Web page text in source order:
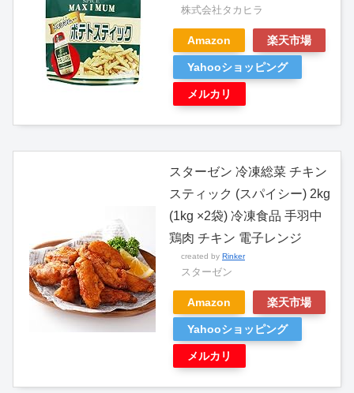
株式会社タカヒラ
Amazon 楽天市場
Yahooショッピング
メルカリ
スターゼン 冷凍総菜 チキン
スティック (スパイシー) 2kg
(1kg ×2袋) 冷凍食品 手羽中
鶏肉 チキン 電子レンジ
created by Rinker
スターゼン
Amazon 楽天市場
Yahooショッピング
メルカリ